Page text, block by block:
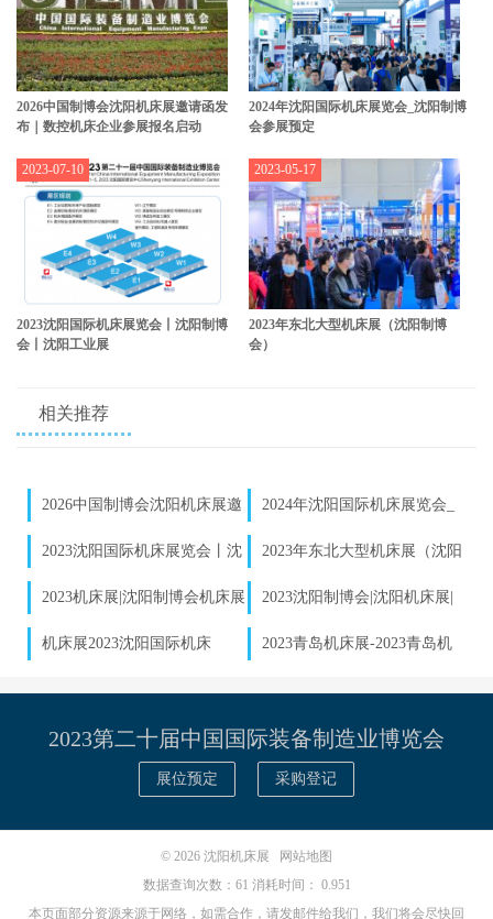
2026中国制博会沈阳机床展邀请函发
布｜数控机床企业参展报名启动
2024年沈阳国际机床展览会_沈阳制博
会参展预定
2023沈阳国际机床展览会丨沈阳制博
会丨沈阳工业展
2023-07-10
2023年东北大型机床展（沈阳制博
会）
2023-05-17
相关推荐
2026中国制博会沈阳机床展邀
2024年沈阳国际机床展览会_
沈阳制博会参展预定
2023沈阳国际机床展览会丨沈
2023年东北大型机床展（沈阳
制博会）
2023机床展|沈阳制博会机床展
2023沈阳制博会|沈阳机床展|
东北机床展
机床展2023沈阳国际机床
2023青岛机床展-2023青岛机
2023第二十届中国国际装备制造业博览会
展位预定 采购登记
© 2026 沈阳机床展
网站地图
数据查询次数：61 消耗时间： 0.951
本页面部分资源来源于网络，如需合作，请发邮件给我们，我们将会尽快回